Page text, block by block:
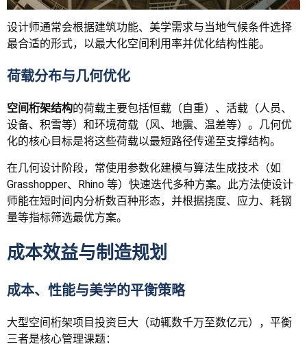
设计师通常会根据建筑功能、美学需求与当地气候条件选择
最合适的形式，以最大化空间利用率并优化结构性能。
荷载分布与几何优化
空间桁架结构的荷载主要包括恒载（自重）、活载（人员、
设备、积雪等）和环境荷载（风、地震、温差等）。几何优
化的核心目标是将这些荷载以最短路径传递至支撑结构。
在几何设计阶段，常使用参数化建模与算法生成技术（如
Grasshopper、Rhino 等）快速迭代多种方案。此方法使设计
师能在短时间内分析数百种形态，并根据挠度、应力、耗钢
量等指标筛选最优方案。
成本效益与制造规划
成本、性能与美学的平衡策略
大型空间桁架项目投资巨大（动辄数千万至数亿元），平衡
三者是核心管理课题：